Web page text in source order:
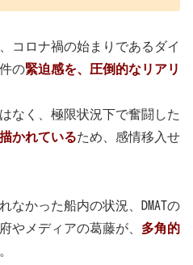
コロナ禍の始まりであるダイ
の緊迫感を、圧倒的なリアリ
なく、極限状況下で奮闘した
かれているため、感情移入せ
なかった船内の状況、DMATの
やメディアの葛藤が、 多角的